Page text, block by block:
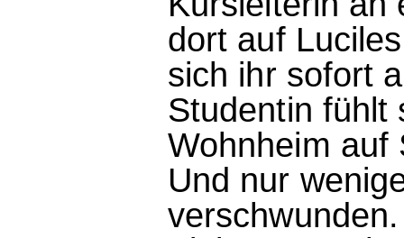
dort auf
sich ihr sofort
Studentin fühlt
Wohnheim auf
Und nur